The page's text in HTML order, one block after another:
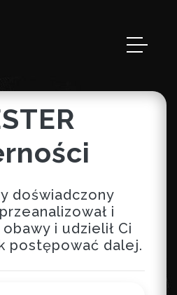
doświadczony
i
i udzielił Ci
postępować dalej.